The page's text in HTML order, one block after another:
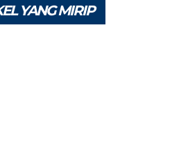
YANG MIRIP